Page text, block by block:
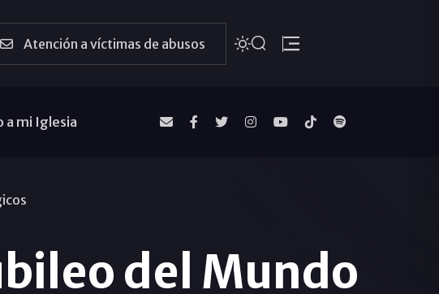
Atención a víctimas de abusos
a mi Iglesia
del Mundo